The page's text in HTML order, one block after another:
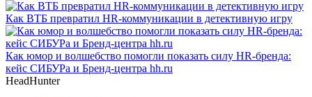
Как ВТБ превратил HR-коммуникации в детективную игру
Как юмор и волшебство помогли показать силу HR-бренда:
кейс СИБУРа и Бренд-центра hh.ru
HeadHunter